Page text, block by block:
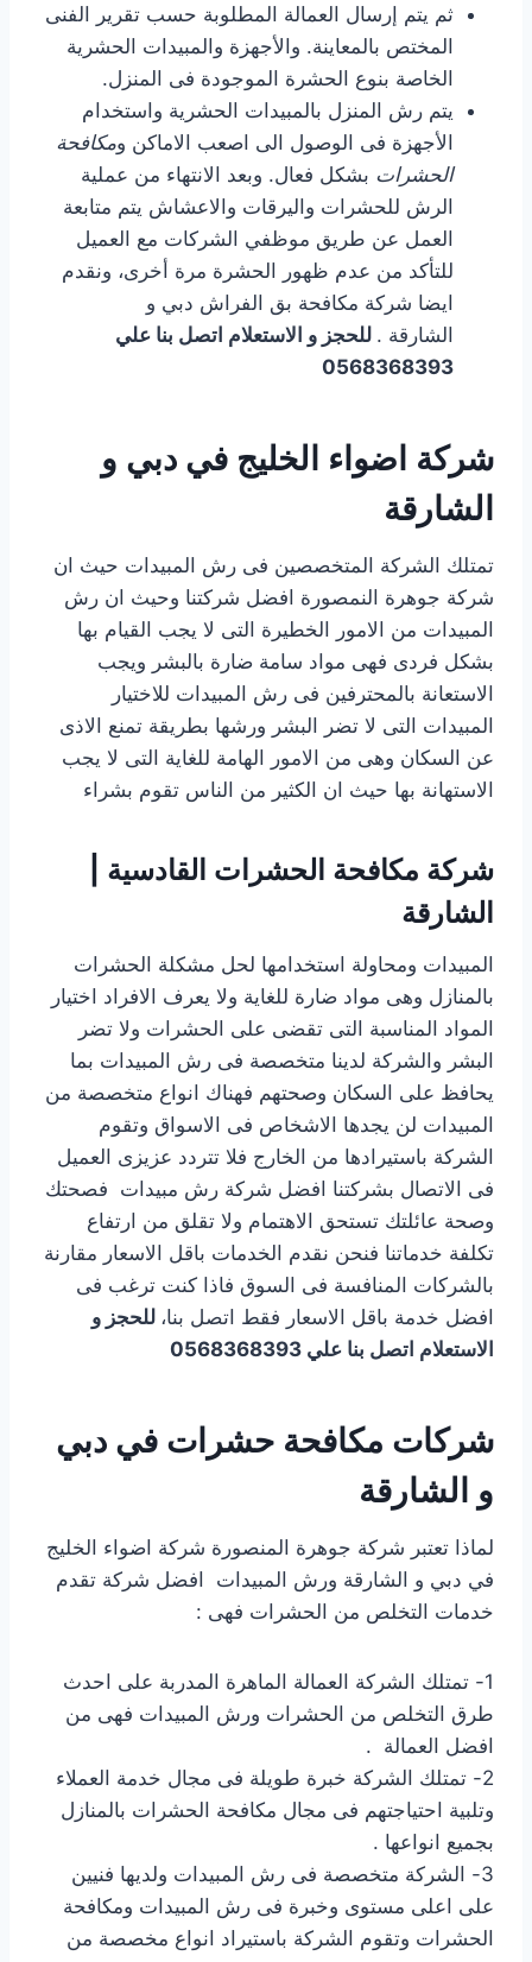
ثم يتم إرسال العمالة المطلوبة حسب تقرير الفنى
المختص بالمعاينة. والأجهزة والمبيدات الحشرية
الخاصة بنوع الحشرة الموجودة فى المنزل.
يتم رش المنزل بالمبيدات الحشرية واستخدام
الأجهزة فى الوصول الى اصعب الاماكن ومكافحة
الحشرات بشكل فعال. وبعد الانتهاء من عملية
الرش للحشرات واليرقات والاعشاش يتم متابعة
العمل عن طريق موظفي الشركات مع العميل
للتأكد من عدم ظهور الحشرة مرة أخرى، ونقدم
ايضا شركة مكافحة بق الفراش دبي و
الشارقة . للحجز و الاستعلام اتصل بنا علي
0568368393
شركة اضواء الخليج في دبي و
الشارقة
تمتلك الشركة المتخصصين فى رش المبيدات حيث ان
شركة جوهرة النمصورة افضل شركتنا وحيث ان رش
المبيدات من الامور الخطيرة التى لا يجب القيام بها
بشكل فردى فهى مواد سامة ضارة بالبشر ويجب
الاستعانة بالمحترفين فى رش المبيدات للاختيار
المبيدات التى لا تضر البشر ورشها بطريقة تمنع الاذى
عن السكان وهى من الامور الهامة للغاية التى لا يجب
الاستهانة بها حيث ان الكثير من الناس تقوم بشراء
شركة مكافحة الحشرات القادسية |
الشارقة
المبيدات ومحاولة استخدامها لحل مشكلة الحشرات
بالمنازل وهى مواد ضارة للغاية ولا يعرف الافراد اختيار
المواد المناسبة التى تقضى على الحشرات ولا تضر
البشر والشركة لدينا متخصصة فى رش المبيدات بما
يحافظ على السكان وصحتهم فهناك انواع متخصصة من
المبيدات لن يجدها الاشخاص فى الاسواق وتقوم
الشركة باستيرادها من الخارج فلا تتردد عزيزى العميل
فى الاتصال بشركتنا افضل شركة رش مبيدات فصحتك
وصحة عائلتك تستحق الاهتمام ولا تقلق من ارتفاع
تكلفة خدماتنا فنحن نقدم الخدمات باقل الاسعار مقارنة
بالشركات المنافسة فى السوق فاذا كنت ترغب فى
افضل خدمة باقل الاسعار فقط اتصل بنا، للحجز و
الاستعلام اتصل بنا علي 0568368393
شركات مكافحة حشرات في دبي
و الشارقة
لماذا تعتبر شركة جوهرة المنصورة شركة اضواء الخليج
في دبي و الشارقة ورش المبيدات افضل شركة تقدم
خدمات التخلص من الحشرات فهى :
1- تمتلك الشركة العمالة الماهرة المدربة على احدث
طرق التخلص من الحشرات ورش المبيدات فهى من
افضل العمالة .
2- تمتلك الشركة خبرة طويلة فى مجال خدمة العملاء
وتلبية احتياجتهم فى مجال مكافحة الحشرات بالمنازل
بجميع انواعها .
3- الشركة متخصصة فى رش المبيدات ولديها فنيين
على اعلى مستوى وخبرة فى رش المبيدات ومكافحة
الحشرات وتقوم الشركة باستيراد انواع مخصصة من